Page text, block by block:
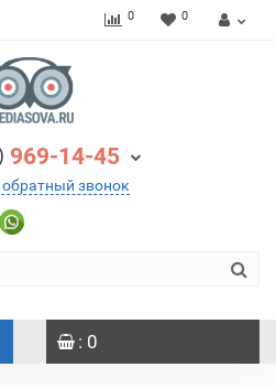
0 0
969-14-45
звонок
: 0